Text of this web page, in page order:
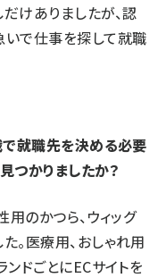
けありましたが、認
いで仕事を探して就職
で就職先を決める必要
つかりましたか？
のかつら、ウィッグ
。医療用、おしゃれ用
ドごとにECサイトを